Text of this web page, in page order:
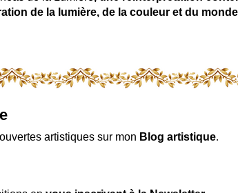
de la lumière, de la couleur et du
artistiques sur mon Blog artistique.